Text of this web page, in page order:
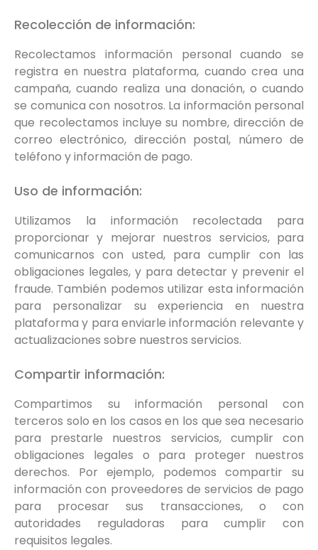
Recolección de información:
Recolectamos información personal cuando se
registra en nuestra plataforma, cuando crea una
campaña, cuando realiza una donación, o cuando
se comunica con nosotros. La información personal
que recolectamos incluye su nombre, dirección de
correo electrónico, dirección postal, número de
teléfono y información de pago.
Uso de información:
Utilizamos la información recolectada para
proporcionar y mejorar nuestros servicios, para
comunicarnos con usted, para cumplir con las
obligaciones legales, y para detectar y prevenir el
fraude. También podemos utilizar esta información
para personalizar su experiencia en nuestra
plataforma y para enviarle información relevante y
actualizaciones sobre nuestros servicios.
Compartir información:
Compartimos su información personal con
terceros solo en los casos en los que sea necesario
para prestarle nuestros servicios, cumplir con
obligaciones legales o para proteger nuestros
derechos. Por ejemplo, podemos compartir su
información con proveedores de servicios de pago
para procesar sus transacciones, o con
autoridades reguladoras para cumplir con
requisitos legales.